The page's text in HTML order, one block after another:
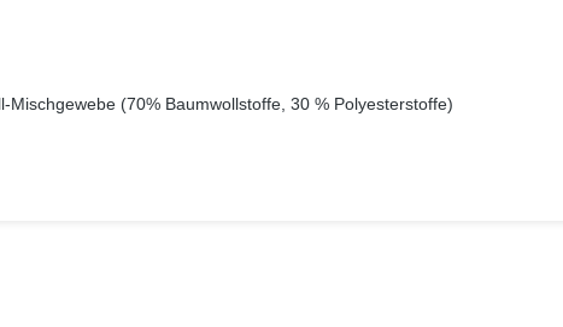
(70% Baumwollstoffe, 30 % Polyesterstoffe)